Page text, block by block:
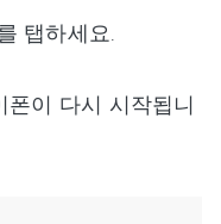
탭하세요.
이 다시 시작됩니